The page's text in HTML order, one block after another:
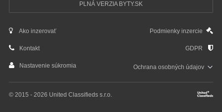
PLNÁ VERZIA BYTY.SK
Ako inzerovať Podmienky inzercie
Kontakt GDPR
Nastavenie súkromia Ochrana osobnýchúdajov
© 2015 - 2026 United Classifieds s.r.o.